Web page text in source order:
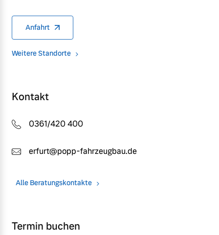
Anfahrt
Weitere Standorte
Kontakt
0361/420 400
erfurt@popp-fahrzeugbau.de
Alle Beratungskontakte
Termin buchen